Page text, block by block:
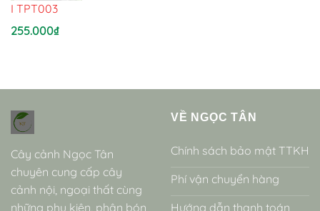
I TPT003
255.000₫
Cây cảnh Ngọc Tân
chuyên cung cấp cây
cảnh nội, ngoại thất cùng
những phụ kiện, phân bón
VỀ NGỌC TÂN
Chính sách bảo mật TTKH
Phí vận chuyển hàng
Hướng dẫn thanh toán